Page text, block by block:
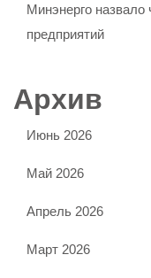
Минэнерго
предприятий
Архив
Июнь 2026
Май 2026
Апрель 2026
Март 2026